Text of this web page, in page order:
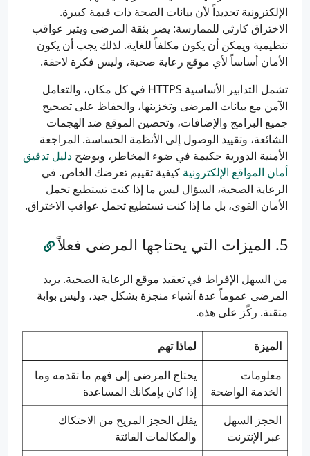
الإلكترونية تحديداً لأن بيانات الصحة ذات قيمة كبيرة.
الاختراق كارثي للممارسة: يضر بثقة المرضى ويثير عواقب
تنظيمية ويمكن أن يكون مكلفاً للغاية. لذلك يجب أن يكون
الأمان أساساً لأي موقع رعاية صحية، وليس فكرة لاحقة.
تشمل التدابير الأساسية HTTPS في كل مكان، والتعامل
الآمن مع بيانات المرضى وتخزينها، والحفاظ على تصحيح
جميع البرامج والإضافات، وتحصين الموقع ضد الهجمات
الشائعة، وتقييد الوصول إلى الأنظمة الحساسة. المراجعة
الأمنية الدورية حكيمة في ضوء المخاطر، ويوضح دليل تدقيق
أمان المواقع الإلكترونية كيفية تقييم تعرضك الخاص. في
الرعاية الصحية، السؤال ليس ما إذا كنت تستطيع تحمل
الأمان القوي، بل ما إذا كنت تستطيع تحمل عواقب الاختراق.
الميزات التي يحتاجها المرضى فعلاً
من السهل الإفراط في تعقيد موقع الرعاية الصحية. يريد
المرضى عموماً عدة أشياء منجزة بشكل جيد، وليس بوابة
متقنة. ركّز على هذه.
الميزة
لماذا تهم
معلومات
الخدمة الواضحة
يحتاج المرضى إلى فهم ما تقدمه وما
إذا كان بإمكانك المساعدة
الحجز السهل
عبر الإنترنت
يقلل الحجز المريح من الاحتكاك
والمكالمات الفائتة